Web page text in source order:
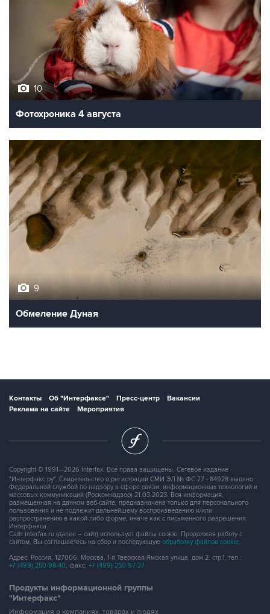
10
Фотохроника 4 августа
9
Обмеление Дуная
Контакты Об "Интерфаксе" Пресс-центр
Вакансии
Реклама на сайте
Мероприятия
Copyright © 1991—2026 Interfax. Все права защищены. Сетевое издание
"Интерфакс.ру". Свидетельство о регистрации СМИ ЭЛ № ФС 77 - 84928 выдано
Федеральной службой по надзору в сфере связи, информационных технологий и
массовых коммуникаций (Роскомнадзор) 21.03.2023. Вся информация,
размещенная на данном веб-сайте, предназначена только для персонального
пользования и не подлежит дальнейшему воспроизведению и/или
распространению в какой-либо форме, иначе как с письменного разрешения
Интерфакса.
Сайт Interfax.ru (далее – сайт) использует файлы cookie. Продолжая работу с
сайтом, Вы соглашаетесь на сбор и последующую обработку файлов cookie.
Адрес: Россия, 127006, Москва, 1-я Тверская-Ямская улица, дом 2, стр.1, тел.:
+7 (499) 250-98-40, факс: +7 (499) 250-97-27
Продукты информационной группы
"Интерфакс"
Информация о компаниях, товарах и людях